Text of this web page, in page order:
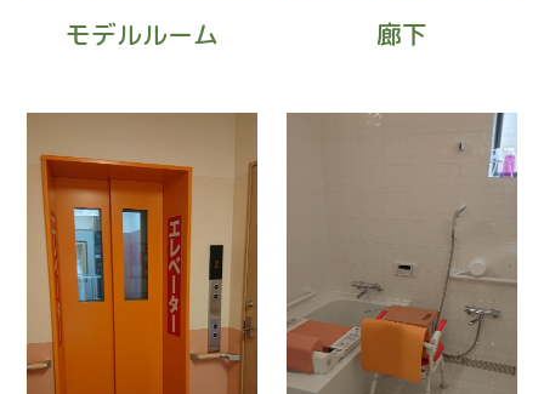
モデルルーム 廊下